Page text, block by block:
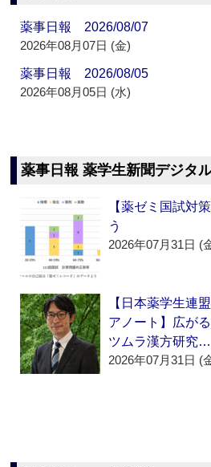
薬事日報 2026/08/07
2026年08月07日 (金)
薬事日報 2026/08/05
2026年08月05日 (水)
薬事日報 薬学生新聞デジタ
【薬ゼミ国試対
う
2026年07月31日 (
【日本薬学生連
アノート】広が
ツムラ漢方研究…
2026年07月31日 (